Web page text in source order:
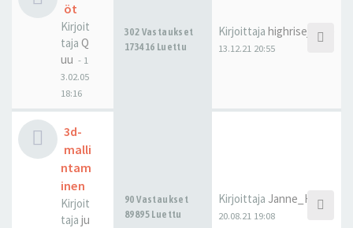
öt
Kirjoit
taja Q
uu - 1
3.02.05
18:16
302 Vastaukset
173416 Luettu
Kirjoittaja highrisejonne
13.12.21 20:55
3d-
malli
ntam
inen
Kirjoit
taja ju
90 Vastaukset
89895 Luettu
Kirjoittaja Janne_H
20.08.21 19:08